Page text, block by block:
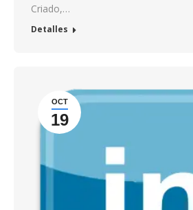
Criado,…
Detalles
OCT
19